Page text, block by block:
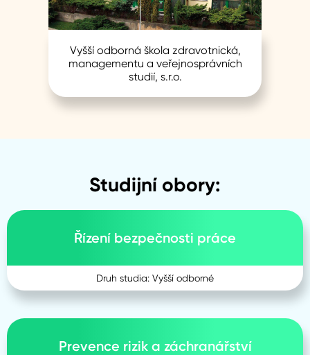
Vyšší odborná škola zdravotnická,
managementu a veřejnosprávních
studií, s.r.o.
Studijní obory:
Řízení bezpečnosti práce
Druh studia: Vyšší odborné
Prevence rizik a záchranářství